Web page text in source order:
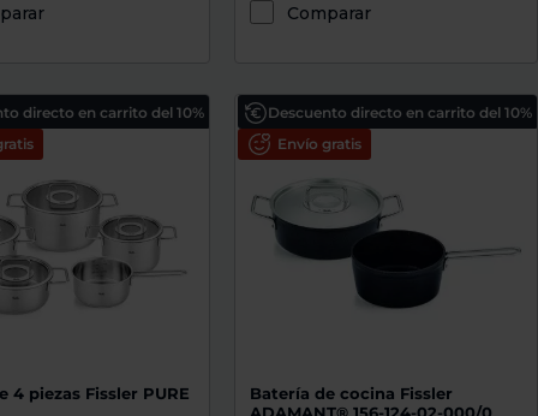
Comparar
directo en carrito del 10%
4 piezas Fissler PURE
Descuento directo en carrito del 10%
Envío gratis
Batería de cocina Fissler